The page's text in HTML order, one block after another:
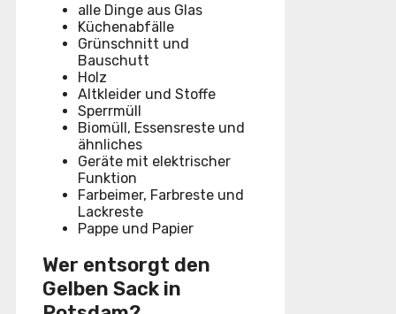
alle Dinge aus Glas
Küchenabfälle
Grünschnitt und
Bauschutt
Holz
Altkleider und Stoffe
Sperrmüll
Biomüll, Essensreste und
ähnliches
Geräte mit elektrischer
Funktion
Farbeimer, Farbreste und
Lackreste
Pappe und Papier
Wer entsorgt den
Gelben Sack in